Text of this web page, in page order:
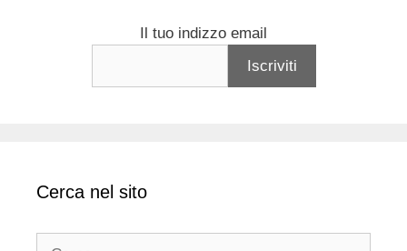
Il tuo indizzo email
Cerca nel sito